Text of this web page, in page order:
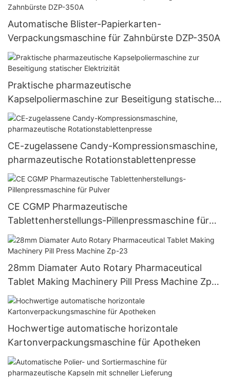
Automatische Blister-Papierkarten-
Verpackungsmaschine für Zahnbürste DZP-350A
Praktische pharmazeutische
Kapselpoliermaschine zur Beseitigung statischer
Elektrizität
CE-zugelassene Candy-Kompressionsmaschine,
pharmazeutische Rotationstablettenpresse
CE CGMP Pharmazeutische
Tablettenherstellungs-Pillenpressmaschine für
Pulver
28mm Diamater Auto Rotary Pharmaceutical
Tablet Making Machinery Pill Press Machine Zp-
23
Hochwertige automatische horizontale
Kartonverpackungsmaschine für Apotheken